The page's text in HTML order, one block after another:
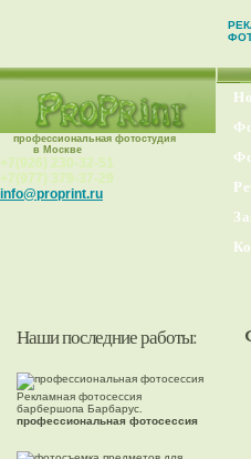
профессиональная фотостудия
в Москве
+7(926) 230-32-51
+7(977) 379-37-29
info@proprint.ru
Наши последние работы:
Рекламная фотосессия
барбершопа Барбарус.
профессиональная фотосессия